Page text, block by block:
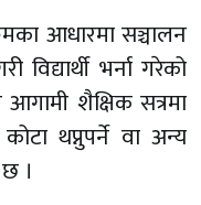
आधारमा सञ्चालन
विद्यार्थी भर्ना गरेको
शैक्षिक सत्रमा
थप्नुपर्ने वा अन्य
।